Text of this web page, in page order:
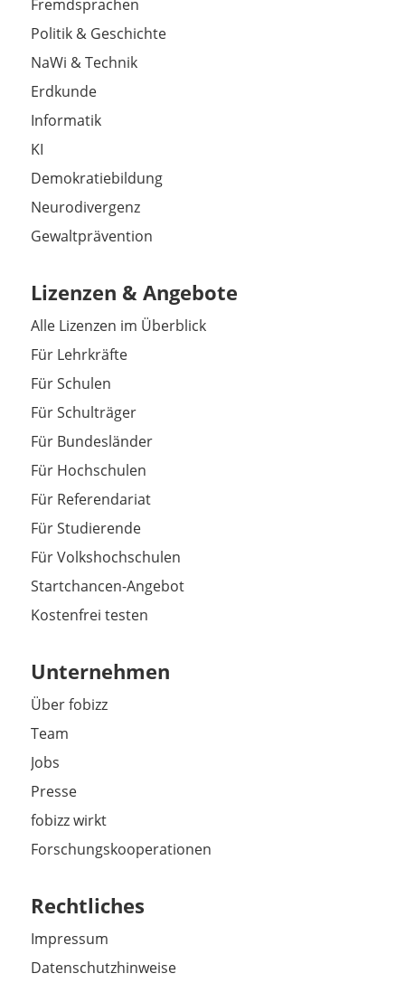
Fremdsprachen
Politik & Geschichte
NaWi & Technik
Erdkunde
Informatik
KI
Demokratiebildung
Neurodivergenz
Gewaltprävention
Lizenzen & Angebote
Alle Lizenzen im Überblick
Für Lehrkräfte
Für Schulen
Für Schulträger
Für Bundesländer
Für Hochschulen
Für Referendariat
Für Studierende
Für Volkshochschulen
Startchancen-Angebot
Kostenfrei testen
Unternehmen
Über fobizz
Team
Jobs
Presse
fobizz wirkt
Forschungskooperationen
Rechtliches
Impressum
Datenschutzhinweise